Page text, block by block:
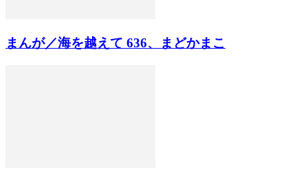
まんが／海を越えて 636、まどかまこ